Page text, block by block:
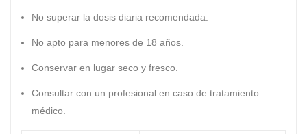
No superar la dosis diaria recomendada.
No apto para menores de 18 años.
Conservar en lugar seco y fresco.
Consultar con un profesional en caso de tratamiento
médico.